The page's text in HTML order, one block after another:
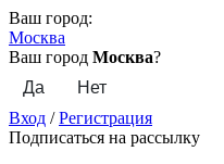
Ваш город:
Москва
Ваш город Москва?
Вход /Регистрация
Подписаться на рассылку